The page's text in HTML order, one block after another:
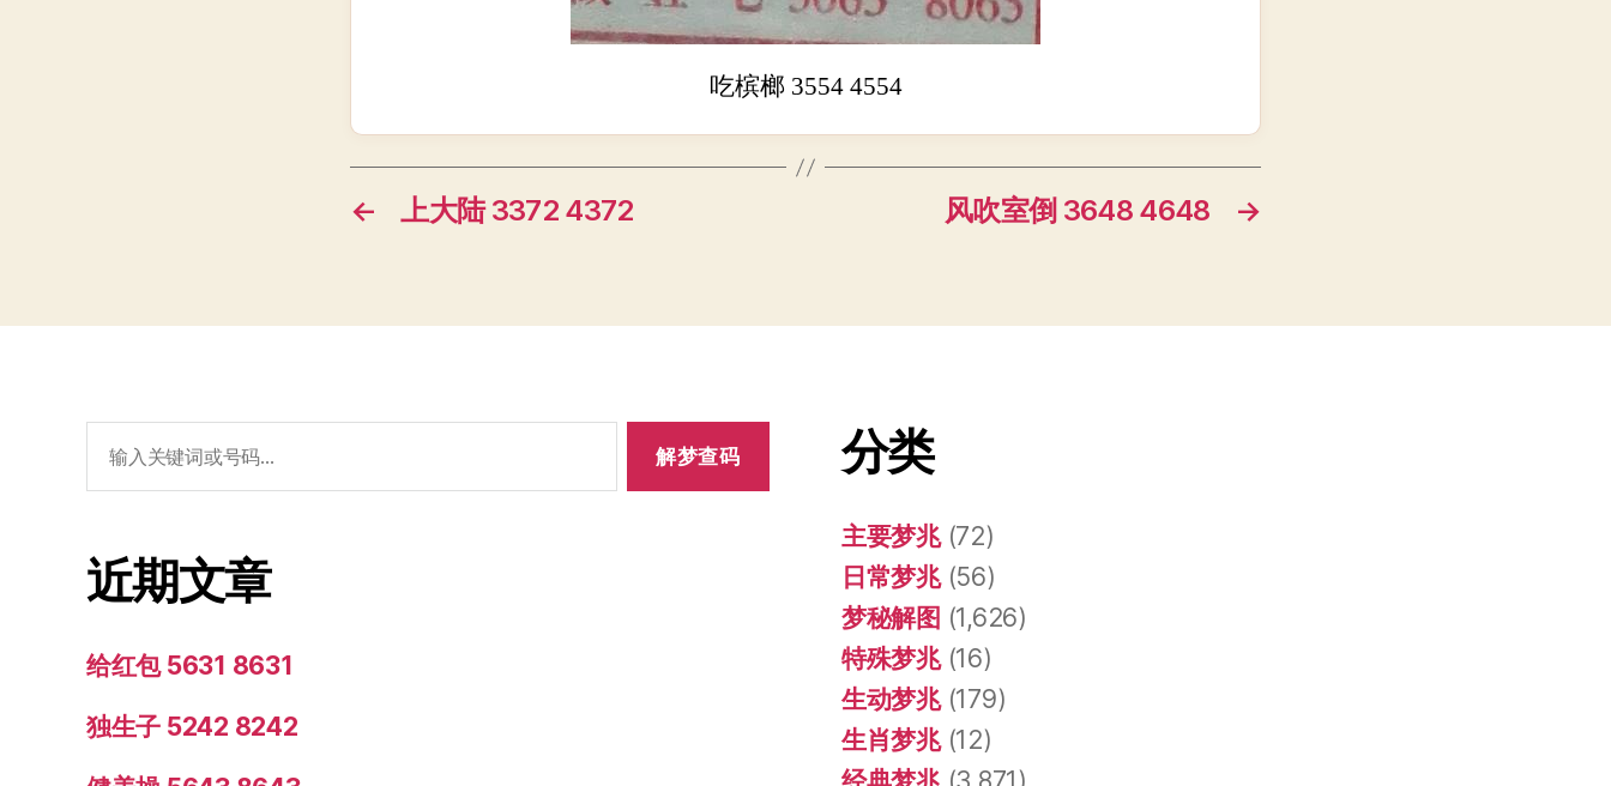
吃槟榔 3554 4554
← 上大陆 3372 4372 →
风吹室倒 3648 4648
索：
近期文章
给红包 5631 8631
独生子 5242 8242
分类
主要梦兆(72)
日常梦兆(56)
梦秘解图 (1,626)
特殊梦兆(16)
生动梦兆(179)
生肖梦兆(12)